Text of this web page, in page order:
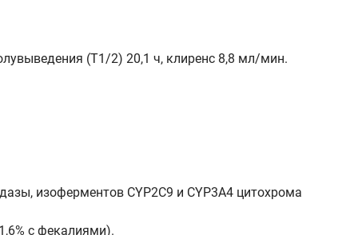
(Т1/2) 20,1 ч, клиренс 8,8 мл/мин.
изоферментов CYP2C9 и CYP3A4 цитохрома
с фекалиями).